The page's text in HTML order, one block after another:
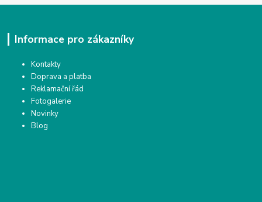
Informace pro zákazníky
Kontakty
Doprava a platba
Reklamační řád
Fotogalerie
Novinky
Blog